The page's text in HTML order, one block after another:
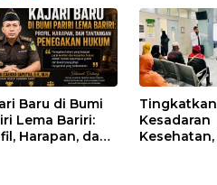
Baru di Bumi
Lema Bariri:
Harapan, dan
Tingkatkan
Kesadaran
Kesehatan,